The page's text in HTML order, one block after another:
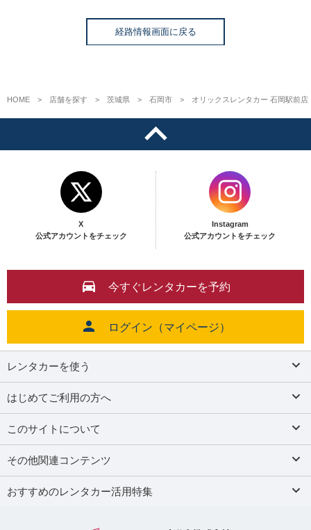
経路情報画面に戻る
HOME 店舗を探す 茨城県 石岡市 オリックスレンタカー 石岡駅前店
X
公式アカウントをチェック
Instagram
公式アカウントをチェック
今すぐレンタカーを予約
ログイン（マイページ）
レンタカーを使う
はじめてご利用の方へ
このサイトについて
その他関連コンテンツ
おすすめのレンタカー活用特集